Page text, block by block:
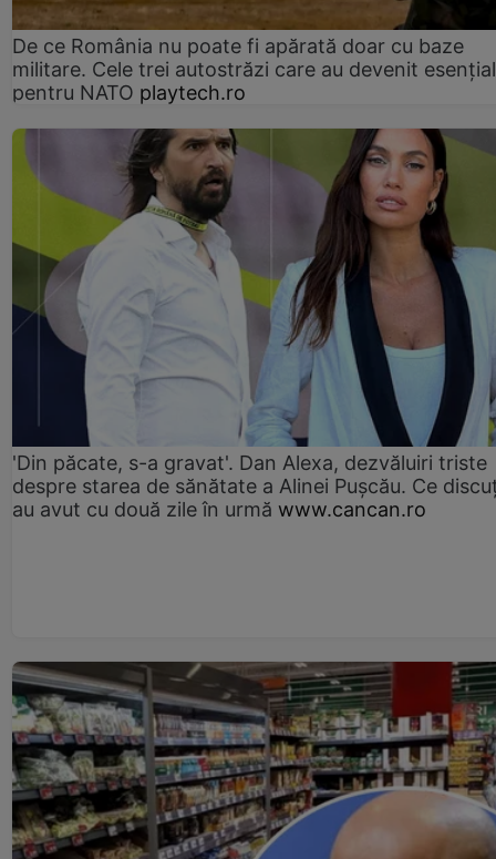
De ce România nu poate fi apărată doar cu baze
militare. Cele trei autostrăzi care au devenit
pentru NATO playtech.ro
'Din păcate, s-a gravat'. Dan Alexa, dezvăluiri triste
despre starea de sănătate a Alinei Pușcău. Ce
au avut cu două zile în urmă www.cancan.ro